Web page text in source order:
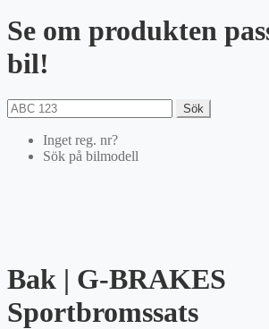
Se om produkten
bil!
Sök
Inget reg. nr?
Sök på bilmodell
Bak | G-BRAKES
Sportbromssats